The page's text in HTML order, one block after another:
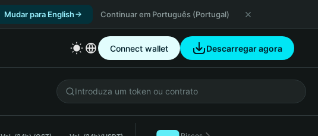
Mudar para English Continuar em Português (Portugal)
Connect wallet Descarregar agora